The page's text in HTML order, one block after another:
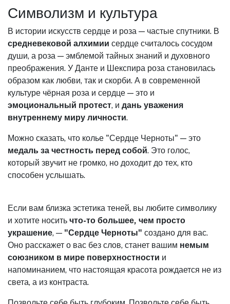
Символизм и культура
В истории искусств сердце и роза — частые спутники. В
средневековой алхимии сердце считалось сосудом
души, а роза — эмблемой тайных знаний и духовного
преображения. У Данте и Шекспира роза становилась
образом как любви, так и скорби. А в современной
культуре чёрная роза и сердце — это и
эмоциональный протест, и дань уважения
внутреннему миру личности.
Можно сказать, что колье "Сердце Черноты" — это
медаль за честность перед собой. Это голос,
который звучит не громко, но доходит до тех, кто
способен услышать.
Если вам близка эстетика теней, вы любите символику
и хотите носить что-то большее, чем просто
украшение, — "Сердце Черноты" создано для вас.
Оно расскажет о вас без слов, станет вашим немым
союзником в мире поверхностности и
напоминанием, что настоящая красота рождается не из
света, а из контраста.